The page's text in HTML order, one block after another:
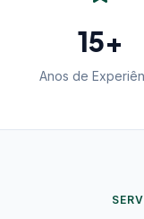
15+
Anos de